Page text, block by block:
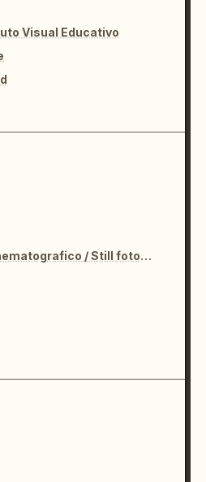
Visual Educativo
Fermo immagine cinematografico / Still fotografico